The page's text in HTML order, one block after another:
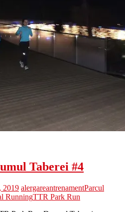
Taberei #4
2019 alergareantrenamentParcul
RunningTTR Park Run